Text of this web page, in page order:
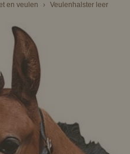
en veulen › Veulenhalster leer